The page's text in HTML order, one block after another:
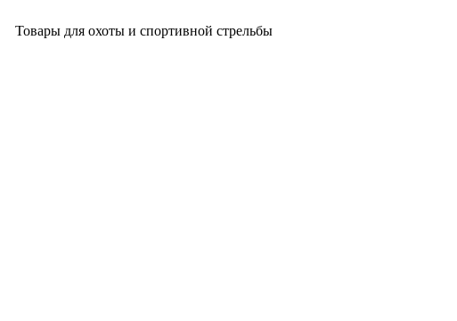
Товары для охоты и спортивной стрельбы